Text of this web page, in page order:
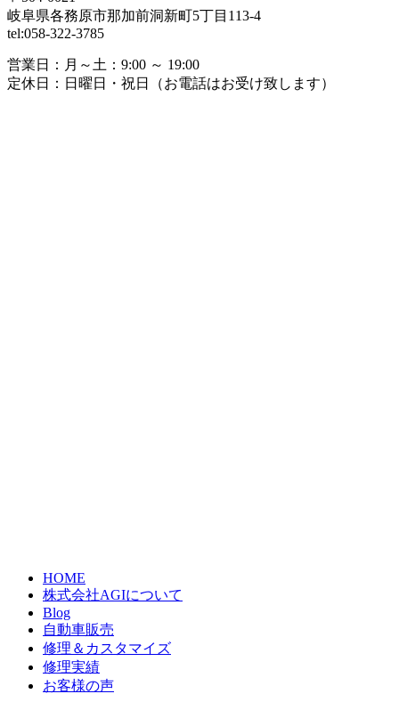
岐阜県各務原市那加前洞新町5丁目113-4
tel:058-322-3785
営業日： 月～土：9:00 ～ 19:00
定休日： 日曜日・祝日（お電話はお受け致します）
HOME
株式会社AGIについて
Blog
自動車販売
修理＆カスタマイズ
修理実績
お客様の声